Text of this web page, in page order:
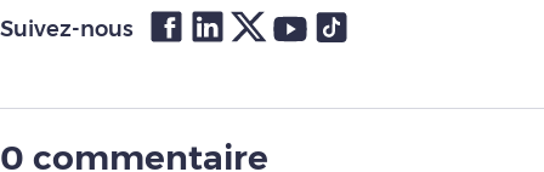
Suivez-nous
0 commentaire